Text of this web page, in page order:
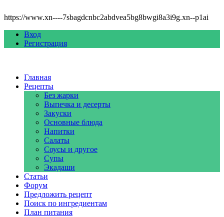
https://www.xn----7sbagdcnbc2abdvea5bg8bwgi8a3i9g.xn--p1ai
Вход
Регистрация
Главная
Рецепты
Без жарки
Выпечка и десерты
Закуски
Основные блюда
Напитки
Салаты
Соусы и другое
Супы
Экадаши
Статьи
Форум
Предложить рецепт
Поиск по ингредиентам
План питания